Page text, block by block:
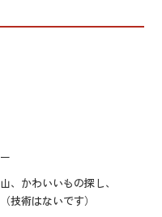
、かわいいもの探し、
技術はないです）